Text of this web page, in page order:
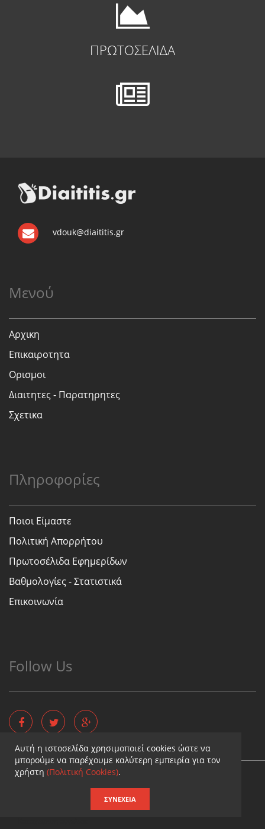
ΠΡΩΤΟΣΕΛΙΔΑ
vdouk@diaititis.gr
Μενού
Αρχικη
Επικαιροτητα
Ορισμοι
Διαιτητες - Παρατηρητες
Σχετικα
Πληροφορίες
Ποιοι Είμαστε
Πολιτική Απορρήτου
Πρωτοσέλιδα Εφημερίδων
Βαθμολογίες - Στατιστικά
Επικοινωνία
Follow Us
Copyright © - Diaititis.gr - All Rights Reserved.
Σχεδιασμός & κατασκευή ιστοσελίδων
Καταχωρηση επιχειρησης
Αυτή η ιστοσελίδα χρησιμοποιεί cookies ώστε να
μπορούμε να παρέχουμε καλύτερη εμπειρία για τον
χρήστη (Πολιτική Cookies).
ΣΥΝΈΧΕΙΑ